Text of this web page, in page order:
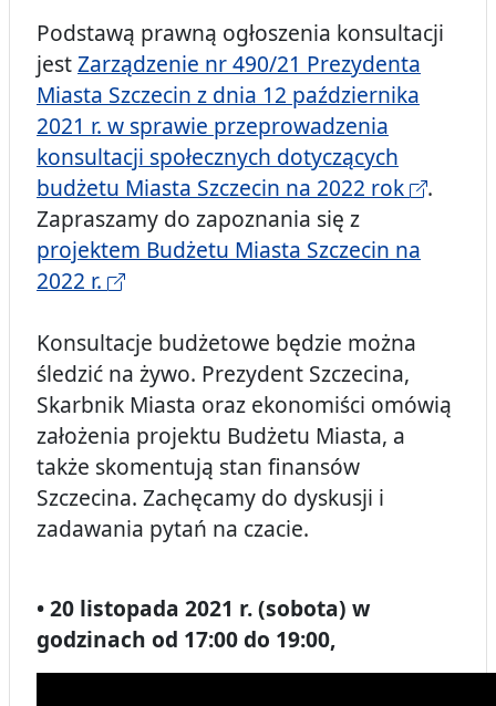
Podstawą prawną ogłoszenia konsultacji
jestZarządzenie nr 490/21 Prezydenta
Miasta Szczecin z dnia 12 października
2021 r. w sprawie przeprowadzenia
konsultacji społecznych dotyczących
budżetu Miasta Szczecin na 2022 rok
.
Zapraszamy do zapoznania się z
projektem Budżetu Miasta Szczecin na
2022 r.
Konsultacje budżetowe będzie można
śledzić na żywo. Prezydent Szczecina,
Skarbnik Miasta oraz ekonomiści omówią
założenia projektu Budżetu Miasta, a
także skomentują stan finansów
Szczecina. Zachęcamy do dyskusji i
zadawania pytań na czacie.
• 20 listopada 2021 r. (sobota) w
godzinach od 17:00 do 19:00,